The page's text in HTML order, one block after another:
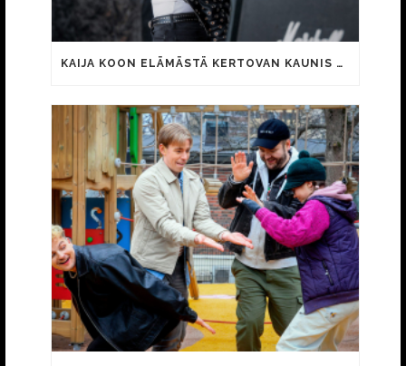
KAIJA KOON ELÄMÄSTÄ KERTOVAN KAUNIS RIETAS ONNELLINEN -ELOKUVAN TRAILER JULKI